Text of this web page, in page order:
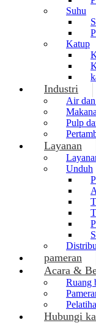
Suhu
Katup
Industri
Air
Pulp
Layanan
Unduh
pameran
Acara &
Ruang
Hubungi